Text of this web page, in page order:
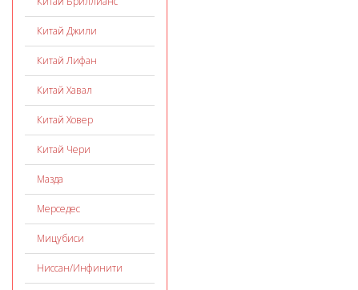
Китай Джили
Китай Лифан
Китай Хавал
Китай Ховер
Китай Чери
Мазда
Мерседес
Мицубиси
Ниссан/Инфинити